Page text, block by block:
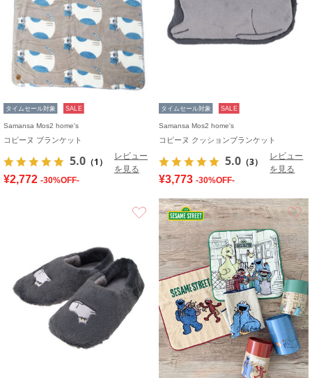
タイムセール対象 SALE
Samansa Mos2 home's
コピーヌ ブランケット
5.0 （1）
レビュー
を見る
¥2,772 -30%OFF-
タイムセール対象 SALE
Samansa Mos2 home's
コピーヌ クッションブランケット
5.0 （3）
レビュー
を見る
¥3,773 -30%OFF-
お気に入り